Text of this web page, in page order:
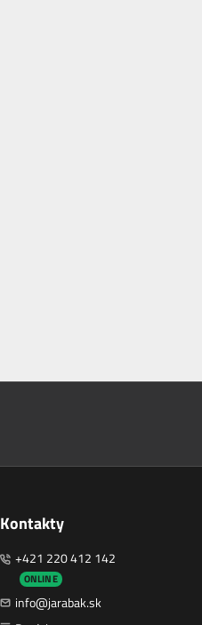
Kontakty
+421 220 412 142
ONLINE
info@jarabak.sk